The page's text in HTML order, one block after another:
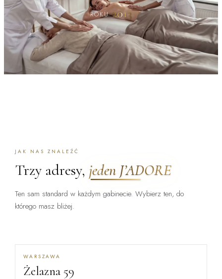
ROKU 2013
JAK NAS ZNALEŹĆ
Trzy adresy, jeden J’ADORE
Ten sam standard w każdym gabinecie. Wybierz ten, do
którego masz bliżej.
WARSZAWA
Żelazna 59